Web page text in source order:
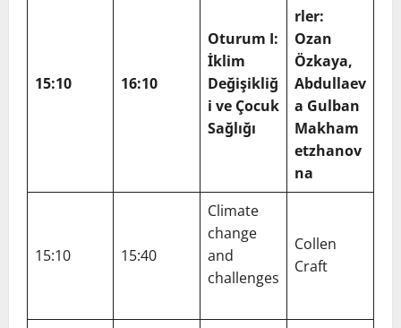
15:10 16:10
Oturum I:
İklim
Değişikliğ
i ve Çocuk
Sağlığı
rler:
Ozan
Özkaya,
Abdullaev
a Gulban
Makham
etzhanov
na
15:10 15:40
Climate
change
and
challenges
Collen
Craft